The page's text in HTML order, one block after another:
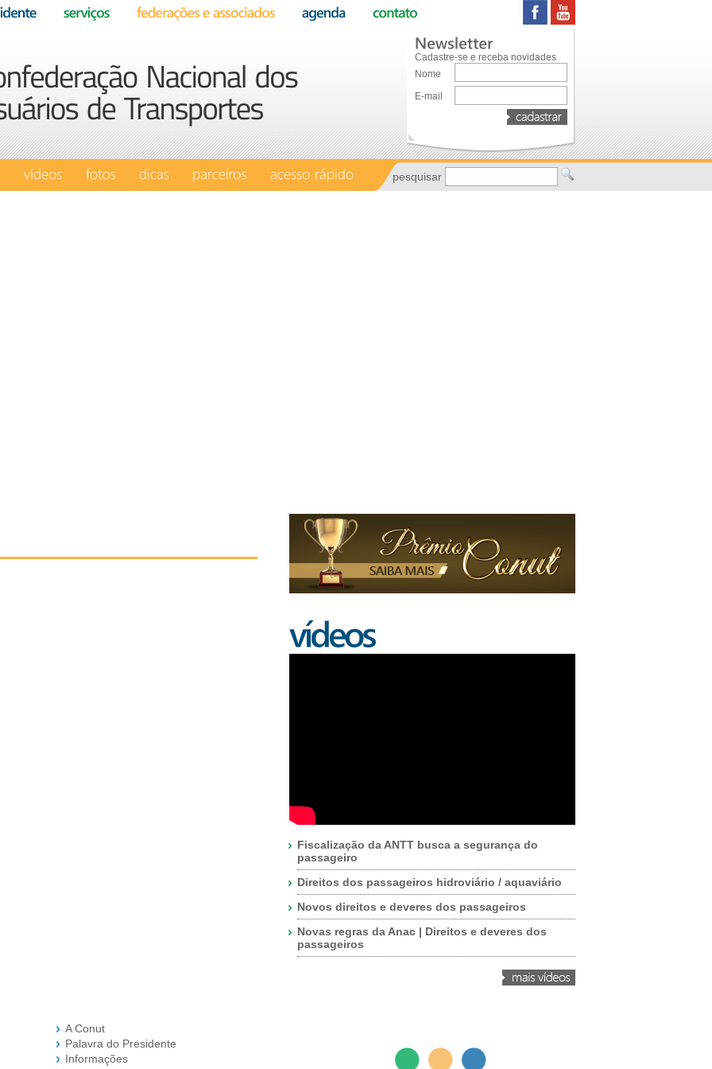
Cadastre-se e receba novidades
Nome
E-mail
pesquisar
Fiscalização da ANTT busca a segurança do
passageiro
Direitos dos passageiros hidroviário / aquaviário
Novos direitos e deveres dos passageiros
Novas regras da Anac | Direitos e deveres dos
passageiros
A Conut
Palavra do Presidente
Informações